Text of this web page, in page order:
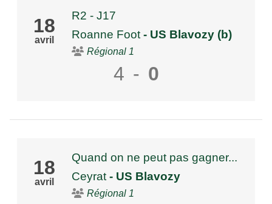
18
avril
R2 - J17
Roanne Foot - US Blavozy (b)
Régional 1
4 - 0
18
avril
Quand on ne peut pas gagner...
Ceyrat- US Blavozy
Régional 1